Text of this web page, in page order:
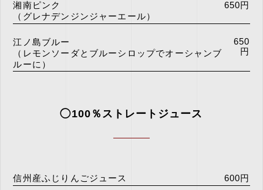
湘南ピンク
（グレナデンジンジャーエール）
650円
江ノ島ブルー
（レモンソーダとブルーシロップでオーシャンブ
ルーに）
650
円
◯100％ストレートジュース
信州産ふじりんごジュース 600円